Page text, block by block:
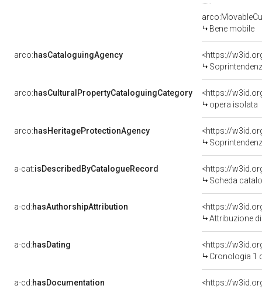
Bene mobile
arco:hasCataloguingAgency
<https://
arco:hasCulturalPropertyCataloguingCategory
<https://
opera isolata
arco:hasHeritageProtectionAgency
<https://
a-cat:isDescribedByCatalogueRecord
<https://
Scheda
a-cd:hasAuthorshipAttribution
Attribuzione
a-cd:hasDating
<https://
Cronologia 1
a-cd:hasDocumentation